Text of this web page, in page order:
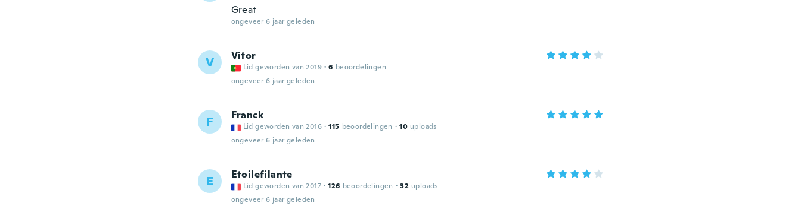
Great
ongeveer 6 jaar geleden
V Vitor
Lid geworden van 2019 · 6 beoordelingen
ongeveer 6 jaar geleden
F Franck
Lid geworden van 2016 · 115 beoordelingen · 10 uploads
ongeveer 6 jaar geleden
E Etoilefilante
Lid geworden van 2017 · 126 beoordelingen · 32 uploads
ongeveer 6 jaar geleden